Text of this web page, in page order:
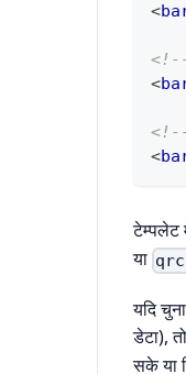
<
<
<
टेम्पलेट
या
यदि
डेटा),
सके या